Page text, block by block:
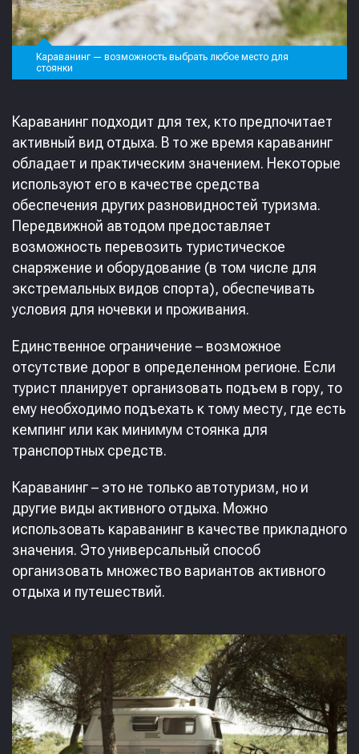
Караванинг — возможность выбрать любое место для
стоянки
Караванинг подходит для тех, кто предпочитает
активный вид отдыха. В то же время караванинг
обладает и практическим значением. Некоторые
используют его в качестве средства
обеспечения других разновидностей туризма.
Передвижной автодом предоставляет
возможность перевозить туристическое
снаряжение и оборудование (в том числе для
экстремальных видов спорта), обеспечивать
условия для ночевки и проживания.
Единственное ограничение – возможное
отсутствие дорог в определенном регионе. Если
турист планирует организовать подъем в гору, то
ему необходимо подъехать к тому месту, где есть
кемпинг или как минимум стоянка для
транспортных средств.
Караванинг – это не только автотуризм, но и
другие виды активного отдыха. Можно
использовать караванинг в качестве прикладного
значения. Это универсальный способ
организовать множество вариантов активного
отдыха и путешествий.